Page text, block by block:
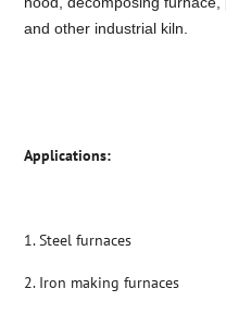
and other industrial kiln.
Applications:
1. Steel furnaces
2. Iron making furnaces